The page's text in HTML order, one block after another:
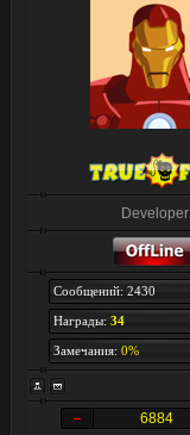
Developer
Сообщений: 2430
Награды: 34
Замечания: 0%
6884